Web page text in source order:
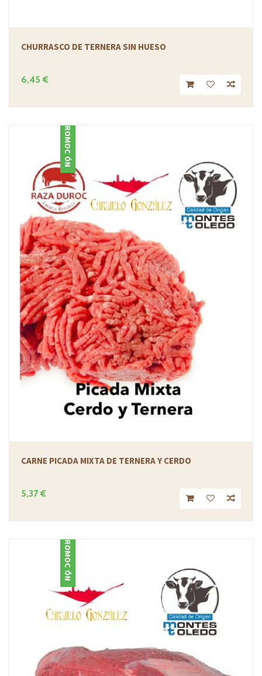
CHURRASCO DE TERNERA SIN HUESO
6,45 €
PROMOCIÓN
CARNE PICADA MIXTA DE TERNERA Y CERDO
5,37 €
PROMOCIÓN